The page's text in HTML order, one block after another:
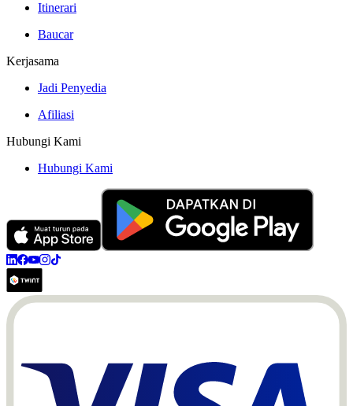
Itinerari
Baucar
Kerjasama
Jadi Penyedia
Afiliasi
Hubungi Kami
Hubungi Kami